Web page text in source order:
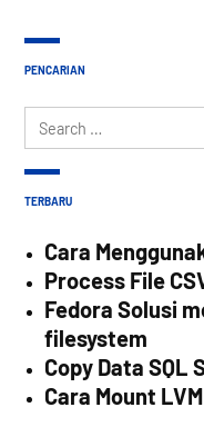
PENCARIAN
Search
for:
TERBARU
Cara
Process File
Fedora Solusi
filesystem
Copy Data SQL
Cara Mount